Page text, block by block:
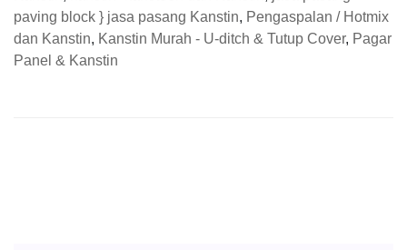
paving block } jasa pasang Kanstin, Pengaspalan / Hotmix
dan Kanstin, Kanstin Murah - U-ditch & Tutup Cover, Pagar
Panel & Kanstin